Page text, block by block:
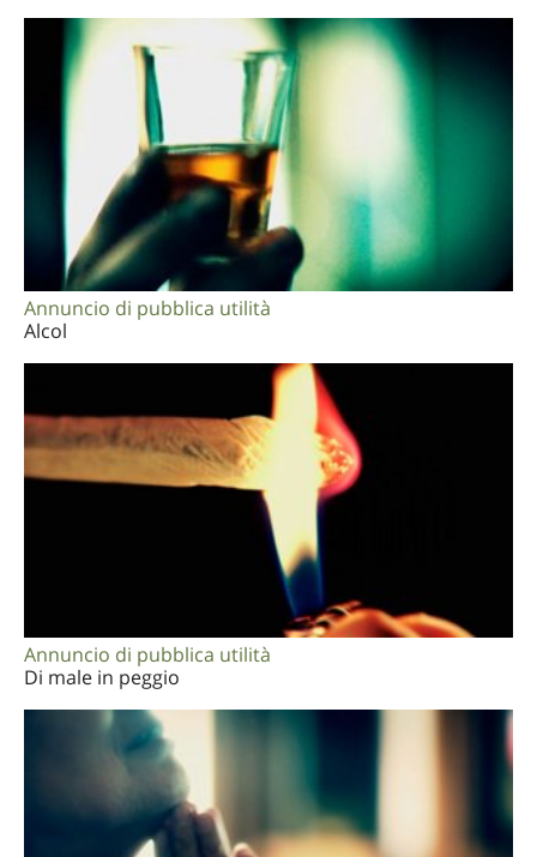
Annuncio di pubblica utilità
Alcol
Annuncio di pubblica utilità
Di male in peggio